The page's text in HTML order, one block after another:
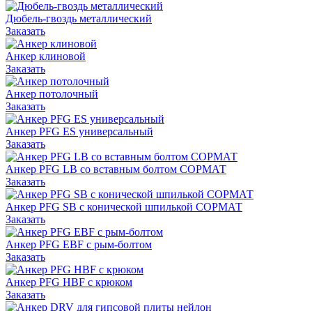
Дюбель-гвоздь металлический
Заказать
Анкер клиновой
Заказать
Анкер потолочный
Заказать
Анкер PFG ES универсальный
Заказать
Анкер PFG LB со вставным болтом СОРМАТ
Заказать
Анкер PFG SB с конической шпилькой СОРМАТ
Заказать
Анкер PFG EBF с рым-болтом
Заказать
Анкер PFG HBF с крюком
Заказать